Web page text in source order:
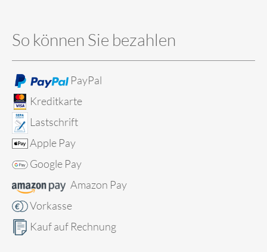
So können Sie bezahlen
PayPal
Kreditkarte
Lastschrift
Apple Pay
Google Pay
Amazon Pay
Vorkasse
Kauf auf Rechnung